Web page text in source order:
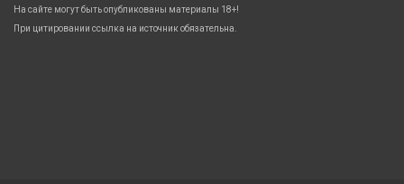
На сайте могут быть опубликованы материалы 18+!
При цитировании ссылка на источник обязательна.